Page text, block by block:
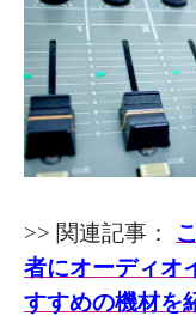
>> 関連記事：
者にオーディオ
すすめの機材を